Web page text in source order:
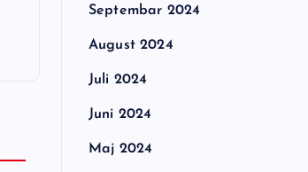
Septembar 2024
August 2024
Juli 2024
Juni 2024
Maj 2024